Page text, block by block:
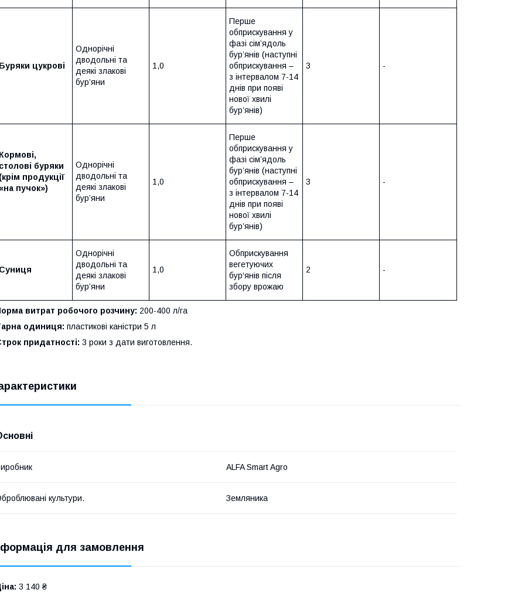
Буряки цукрові
Однорічні
дводольні та
деякі злакові
бур’яни
1,0
Перше
обприскування у
фазі сім’ядоль
бур’янів (наступні
обприскування –
з інтервалом 7-14
днів при появі
нової хвилі
бур’янів)
3 -
Кормові,
столові буряки
(крім продукції
«на пучок»)
Однорічні
дводольні та
деякі злакові
бур’яни
1,0
Перше
обприскування у
фазі сім’ядоль
бур’янів (наступні
обприскування –
з інтервалом 7-14
днів при появі
нової хвилі
бур’янів)
3 -
Суниця
Однорічні
дводольні та
деякі злакові
бур’яни
1,0
Обприскування
вегетуючих
бур‘янів після
збору врожаю
2 -
витрат робочого розчину: 200-400 л/га
одиниця: пластикові каністри 5 л
придатності: 3 роки з дати виготовлення.
ALFA Smart Agro
культури. Земляника
для замовлення
3 140 ₴